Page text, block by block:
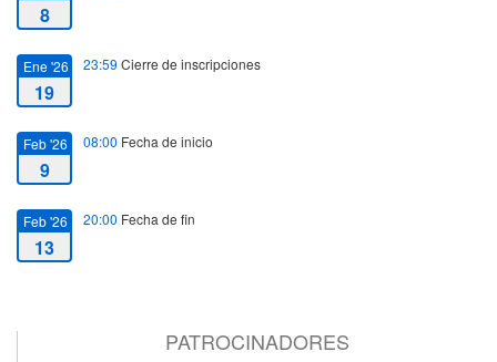
8
Ene '26
19
23:59 Cierre de inscripciones
Feb '26
9
08:00 Fecha de inicio
Feb '26
13
20:00 Fecha de fin
PATROCINADORES